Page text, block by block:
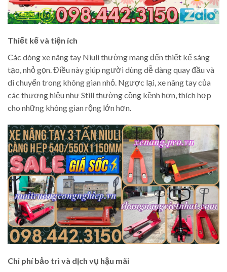
Thiết kế và tiện ích
Các dòng xe nâng tay Niuli thường mang đến thiết kế sáng
tạo, nhỏ gọn. Điều này giúp người dùng dễ dàng quay đầu và
di chuyển trong không gian nhỏ. Ngược lại, xe nâng tay của
các thương hiệu như Still thường cồng kềnh hơn, thích hợp
cho những không gian rộng lớn hơn.
Chi phí bảo trì và dịch vụ hậu mãi